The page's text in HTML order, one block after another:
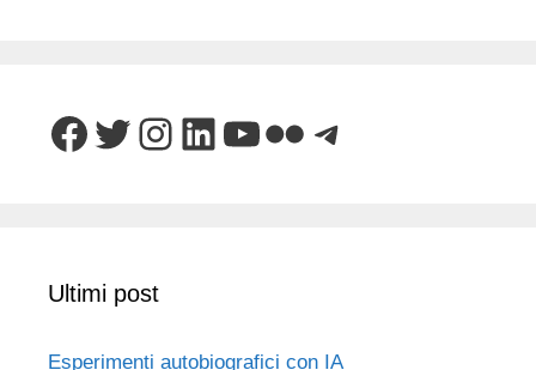
Facebook
Twitter
Instagram
LinkedIn
YouTube
FlickrTelegram
Ultimi post
Esperimenti autobiografici con IA